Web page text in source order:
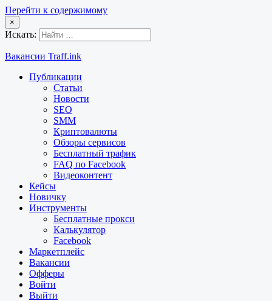
Перейти к содержимому
×
Искать:
Вакансии Traff.ink
Публикации
Статьи
Новости
SEO
SMM
Криптовалюты
Обзоры сервисов
Бесплатный трафик
FAQ по Facebook
Видеоконтент
Кейсы
Новичку
Инструменты
Бесплатные прокси
Калькулятор
Facebook
Маркетплейс
Вакансии
Офферы
Войти
Выйти